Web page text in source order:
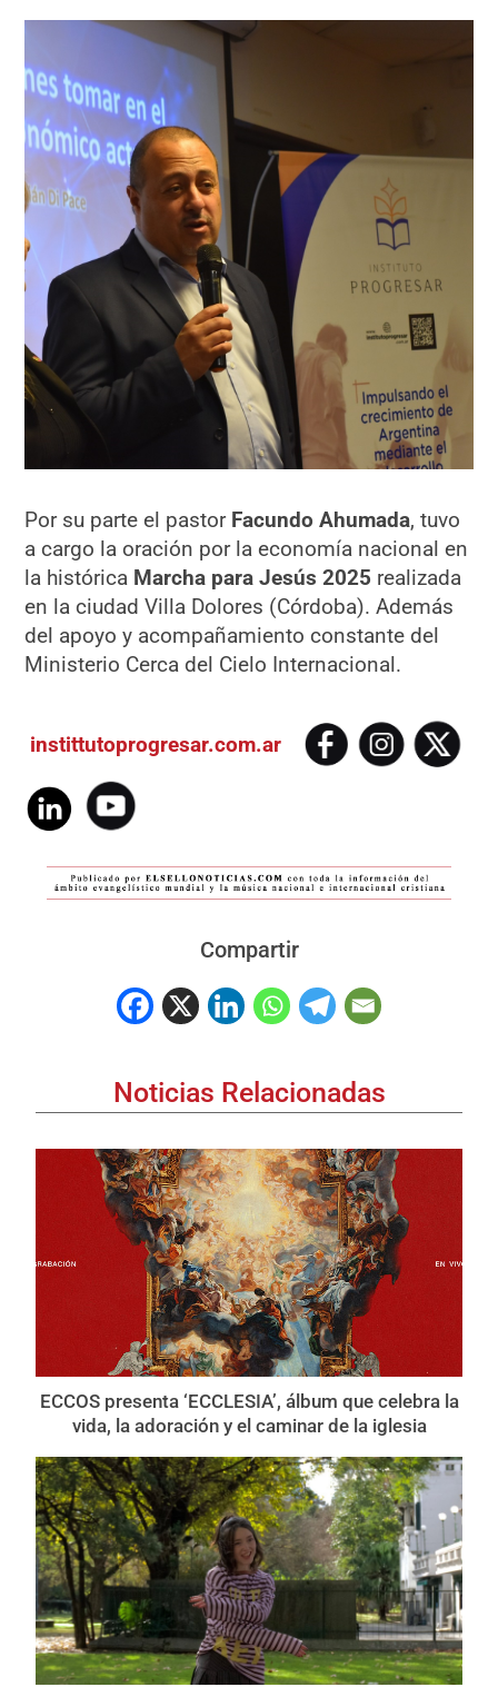
Por su parte el pastor Facundo Ahumada, tuvo
a cargo la oración por la economía nacional en
la histórica Marcha para Jesús 2025 realizada
en la ciudad Villa Dolores (Córdoba). Además
del apoyo y acompañamiento constante del
Ministerio Cerca del Cielo Internacional.
instittutoprogresar.com.ar
Compartir
Noticias Relacionadas
ECCOS presenta ‘ECCLESIA’, álbum que celebra la
vida, la adoración y el caminar de la iglesia